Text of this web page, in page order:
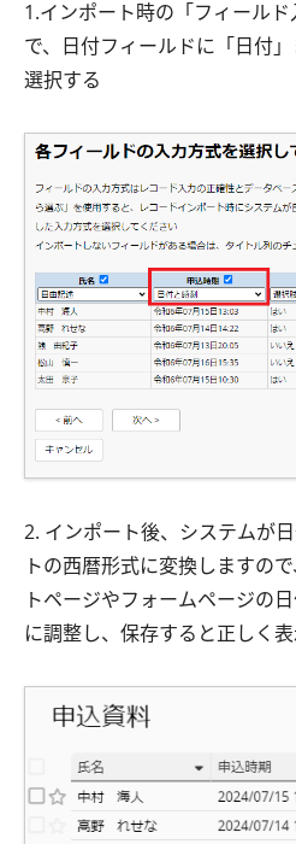
1.インポート時の「フィール
で、日付フィールドに「日付
選択する
2. インポート後、システムが
トの西暦形式に変換しますの
トページやフォームページの
に調整し、保存すると正しく表